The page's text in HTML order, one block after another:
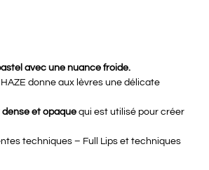
avec une nuance froide.
HAZE donne aux lèvres une délicate
et opaque qui est utilisé pour créer
techniques – Full Lips et techniques